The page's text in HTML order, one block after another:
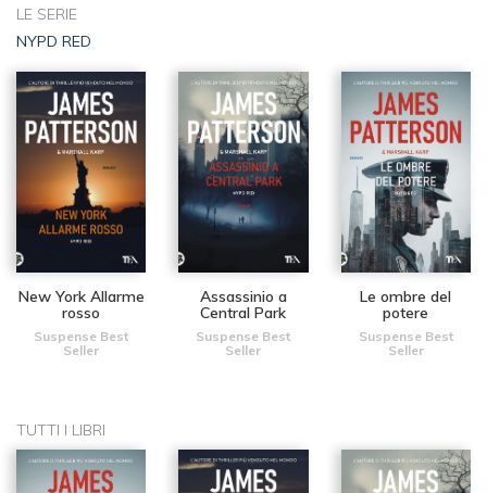
LE SERIE
NYPD RED
New York Allarme
rosso
Suspense Best
Seller
Assassinio a
Central Park
Suspense Best
Seller
Le ombre del
potere
Suspense Best
Seller
TUTTI I LIBRI